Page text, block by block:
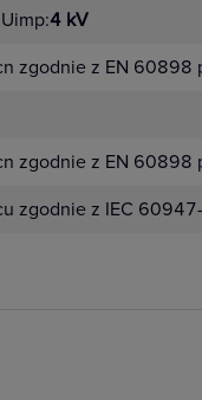
4 kV
zgodnie z EN 60898
zgodnie z EN 60898
zgodnie z IEC